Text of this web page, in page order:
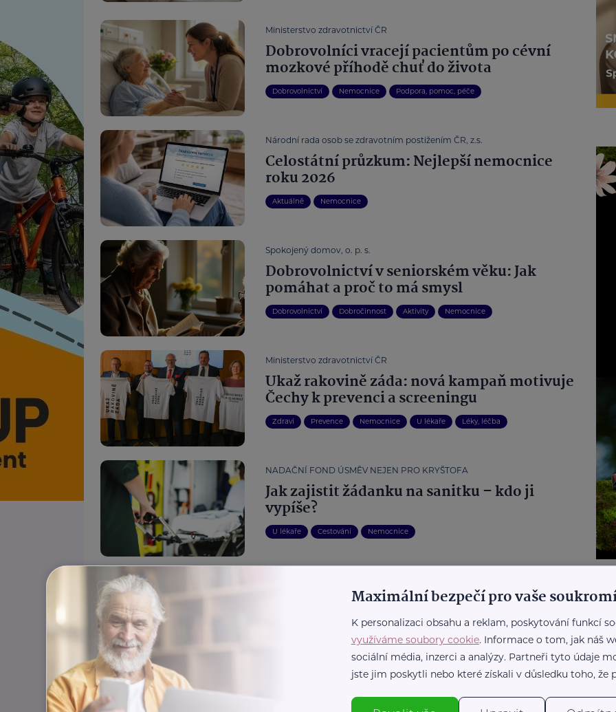
Ministerstvo zdravotnictví ČR
Dobrovolníci vracejí pacientům po cévní
mozkové příhodě chuť do života
Dobrovolnictví Nemocnice Podpora, pomoc, péče
Národní rada osob se zdravotním postižením ČR, z.s.
Celostátní průzkum: Nejlepší nemocnice
roku 2026
Aktuálně Nemocnice
Spokojený domov, o. p. s.
Dobrovolnictví v seniorském věku: Jak
pomáhat a proč to má smysl
Dobrovolnictví Dobročinnost Aktivity Nemocnice
Ministerstvo zdravotnictví ČR
Ukaž rakovině záda: nová kampaň motivuje
Čechy k prevenci a screeningu
Zdraví Prevence Nemocnice U lékaře Léky, léčba
NADAČNÍ FOND ÚSMĚV NEJEN PRO KRYŠTOFA
Jak zajistit žádanku na sanitku – kdo ji
vypíše?
U lékaře Cestování Nemocnice
Štítky:
Cestování
Recepty Finance Rodina Zajímavost Vzdělávání Technologie
Ekologie, udržitelnost Výživa
Maximální bezpečí pro vaše
K personalizaci obsahu a reklam, poskytování funkcí
využíváme soubory cookie. Informace o tom, jak náš
sociální média, inzerci a analýzy. Partneři tyto údaje
jste jim poskytli nebo které získali v důsledku toho, že